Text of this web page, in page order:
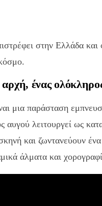
στην Ελλάδα
ένας
μια παράσταση
αυγού λειτουργεί ως
και ζωντανεύουν
άλματα και